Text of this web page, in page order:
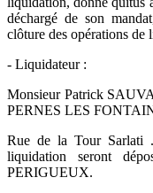
déchargé de son
clôture des opérations de
- Liquidateur :
Monsieur Patrick
PERNES LES
Rue de la Tour Sarlati
liquidation seront
PERIGUEUX.